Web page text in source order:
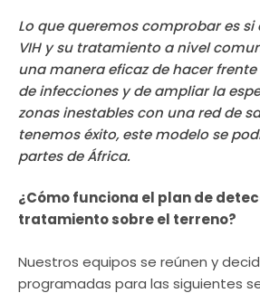
Lo que queremos comprobar es
VIH y su tratamiento a nivel
una manera eficaz de hacer
de infecciones y de ampliar la
zonas inestables con una red de
tenemos éxito, este modelo se
partes de África.
¿Cómo funciona el plan de
tratamiento sobre el terreno?
Nuestros equipos se reúnen y
programadas para las siguientes